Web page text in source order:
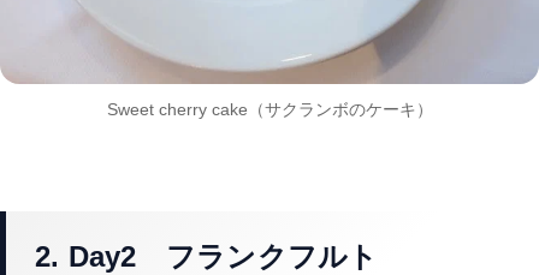
Sweet cherry cake（サクランボのケーキ）
2. Day2 フランクフルト